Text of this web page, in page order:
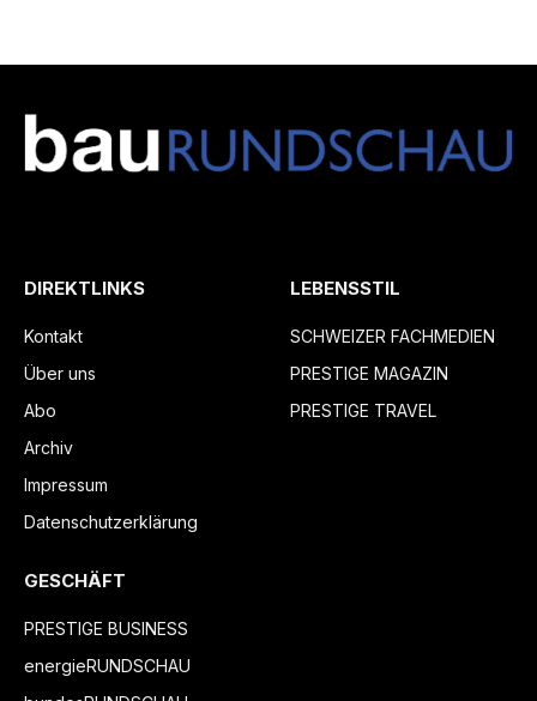
DIREKTLINKS
Kontakt
Über uns
Abo
Archiv
Impressum
Datenschutzerklärung
LEBENSSTIL
SCHWEIZER FACHMEDIEN
PRESTIGE MAGAZIN
PRESTIGE TRAVEL
GESCHÄFT
PRESTIGE BUSINESS
energieRUNDSCHAU